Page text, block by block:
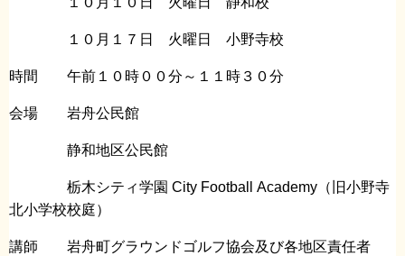
１０月１７日 火曜日 小野寺校
時間 午前１０時００分～１１時３０分
会場 岩舟公民館
静和地区公民館
栃木シティ学園 City Football Academy（旧小野寺
北小学校校庭）
講師 岩舟町グラウンドゴルフ協会及び各地区責任者